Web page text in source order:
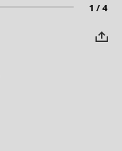
1 / 4